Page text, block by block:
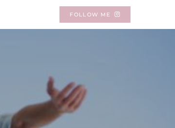
FOLLOW ME